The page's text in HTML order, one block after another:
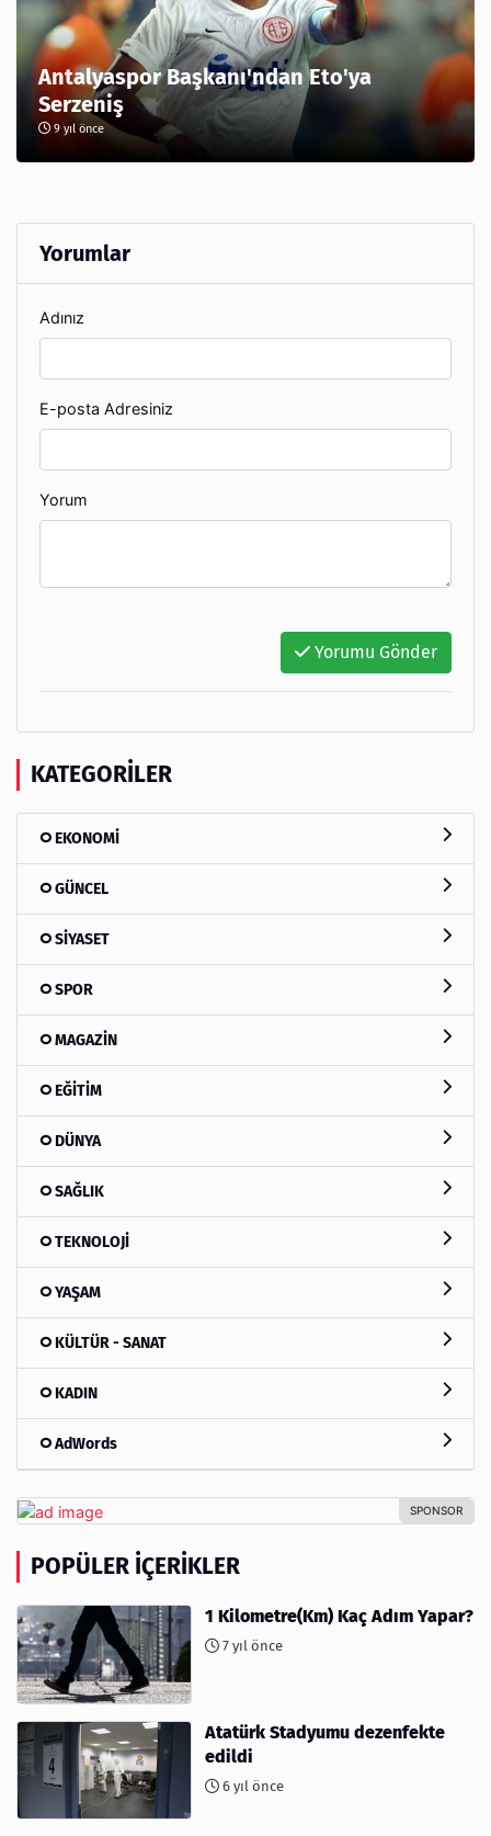
Antalyaspor Başkanı'ndan Eto'ya
Serzeniş
9 yıl önce
Yorumlar
Adınız
E-posta Adresiniz
Yorum
Yorumu Gönder
KATEGORILER
EKONOMİ
GÜNCEL
SİYASET
SPOR
MAGAZİN
EĞİTİM
DÜNYA
SAĞLIK
TEKNOLOJİ
YAŞAM
KÜLTÜR - SANAT
KADIN
AdWords
POPÜLER İÇERIKLER
1 Kilometre(Km) Kaç Adım Yapar?
7 yıl önce
Atatürk Stadyumu dezenfekte
edildi
6 yıl önce